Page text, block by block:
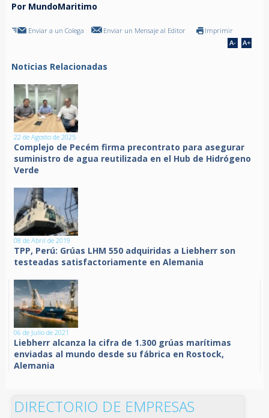
Por MundoMaritimo
Enviar a un Colega Enviar un Mensaje al Editor Imprimir
Noticias Relacionadas
22 de Agosto de 2025
Complejo de Pecém firma precontrato para asegurar
suministro de agua reutilizada en el Hub de Hidrógeno
Verde
08 de Abril de 2019
TPP, Perú: Grúas LHM 550 adquiridas a Liebherr son
testeadas satisfactoriamente en Alemania
06 de Julio de 2021
Liebherr alcanza la cifra de 1.300 grúas marítimas
enviadas al mundo desde su fábrica en Rostock,
Alemania
DIRECTORIO DE EMPRESAS